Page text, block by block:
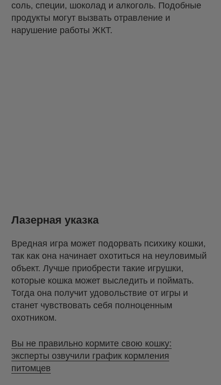
соль, специи, шоколад и алкоголь. Подобные
продукты могут вызвать отравление и
нарушение работы ЖКТ.
Лазерная указка
Вредная игра может подорвать психику кошки,
так как она начинает охотиться на неуловимый
объект. Лучше приобрести такие игрушки,
которые кошка может выследить и поймать.
Тогда она получит удовольствие от игры и
станет чувствовать себя полноценным
охотником.
Вы не правильно кормите свою кошку:
эксперты озвучили график кормления
питомцев